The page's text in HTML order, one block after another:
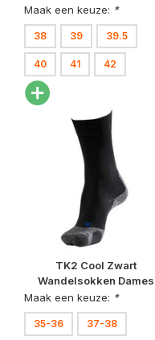
Wandelschoenen Dames
Maak een keuze: *
38 39 39.5
40 41 42
TK2 Cool Zwart
Wandelsokken Dames
Maak een keuze: *
35-36 37-38